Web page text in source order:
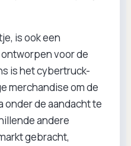
is ook een
voor de
is het cybertruck-
merchandise om de
onder de aandacht te
andere
gebracht,